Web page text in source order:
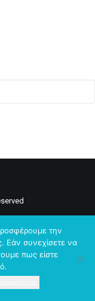
την
Εάν συνεχίσετε να
πως είστε